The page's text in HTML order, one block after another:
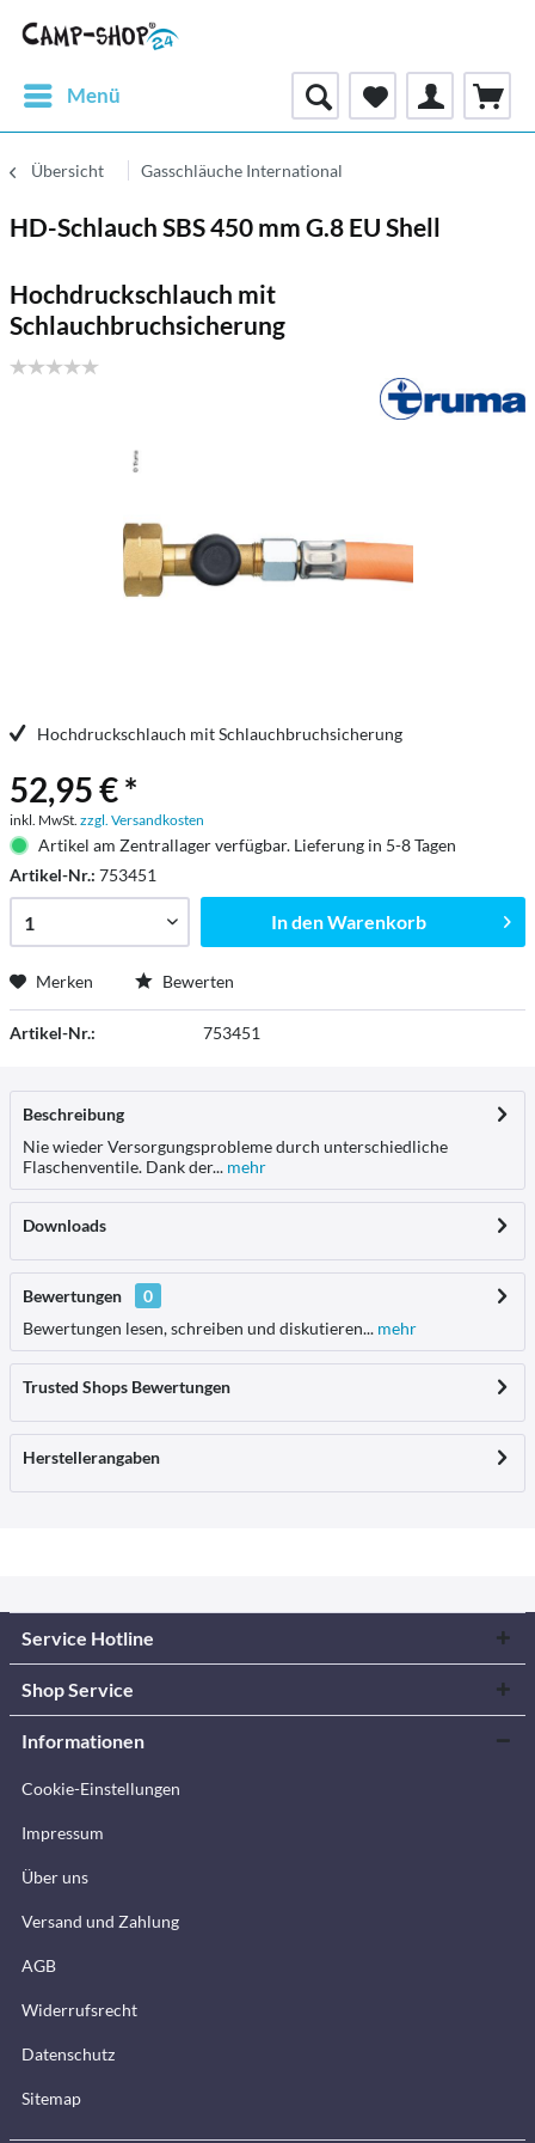
Menü
Übersicht Gasschläuche International
HD-Schlauch SBS 450 mm G.8 EU Shell
Hochdruckschlauch mit
Schlauchbruchsicherung
Hochdruckschlauch mit Schlauchbruchsicherung
52,95 € *
inkl. MwSt. zzgl. Versandkosten
Artikel am Zentrallager verfügbar. Lieferung in 5-8 Tagen
Artikel-Nr.: 753451
In denWarenkorb
Merken Bewerten
Artikel-Nr.: 753451
Beschreibung
Nie wieder Versorgungsprobleme durch unterschiedliche
Flaschenventile. Dank der... mehr
Downloads
Bewertungen
0
Bewertungen lesen, schreiben und diskutieren... mehr
Trusted Shops Bewertungen
Herstellerangaben
Service Hotline
Shop Service
Informationen
Cookie-Einstellungen
Impressum
Über uns
Versand und Zahlung
AGB
Widerrufsrecht
Datenschutz
Sitemap